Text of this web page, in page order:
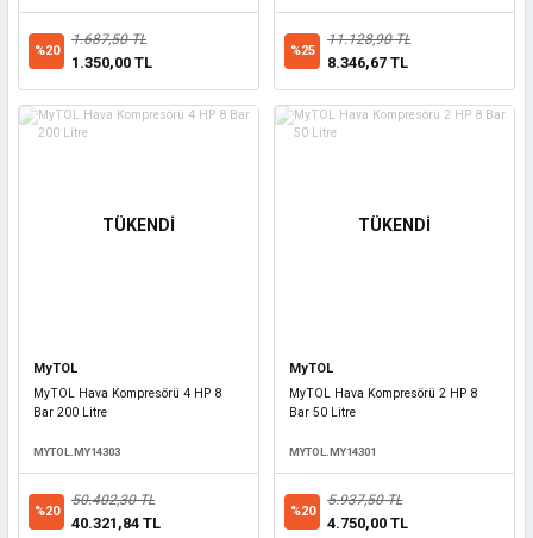
%20
1.687,50 TL
1.350,00 TL
%25
11.128,90 TL
8.346,67 TL
TÜKENDİ
MyTOL
MyTOL Hava Kompresörü 4 HP 8
Bar 200 Litre
MYTOL.MY14303
%20
50.402,30 TL
40.321,84 TL
TÜKENDİ
MyTOL
MyTOL Hava Kompresörü 2 HP 8
Bar 50 Litre
MYTOL.MY14301
%20
5.937,50 TL
4.750,00 TL